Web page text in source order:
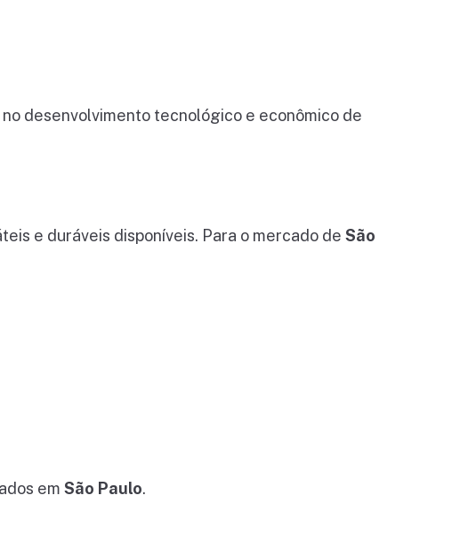
desenvolvimento tecnológico e econômico de
e duráveis disponíveis. Para o mercado deSão
emSão Paulo.